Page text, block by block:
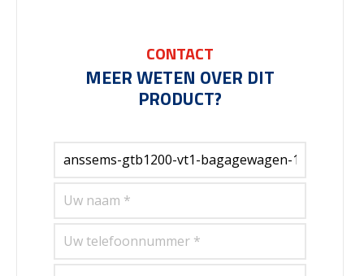
CONTACT
MEER WETEN OVER DIT
PRODUCT?